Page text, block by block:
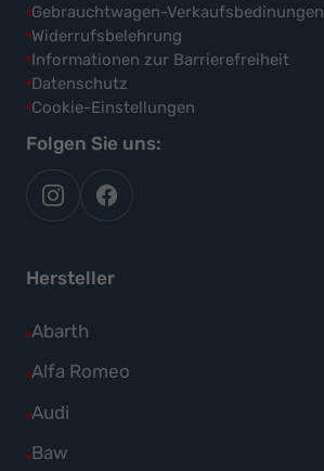
Gebrauchtwagen-Verkaufsbedinungen
Widerrufsbelehrung
Informationen zur Barrierefreiheit
Datenschutz
Cookie-Einstellungen
Folgen Sie uns:
autoflex
auf
autoflex24
auf
Hersteller
Abarth
Alle
Fahrzeuge
Abarth
anzeigen
Alfa Romeo
Alle
Fahrzeuge
Alfa
Audi
Alle
Fahrzeuge
Baw
Alle